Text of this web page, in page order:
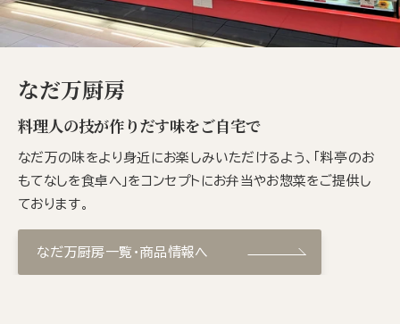
なだ万厨房
料理人の技が作りだす味をご自宅で
なだ万の味をより身近にお楽しみいただけるよう、「料亭のお
もてなしを食卓へ」をコンセプトにお弁当やお惣菜をご提供し
ております。
なだ万厨房一覧・商品情報へ